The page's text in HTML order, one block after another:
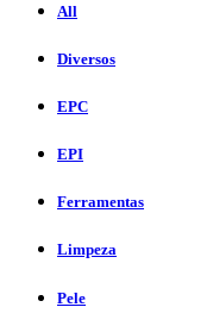
All
Diversos
EPC
EPI
Ferramentas
Limpeza
Pele